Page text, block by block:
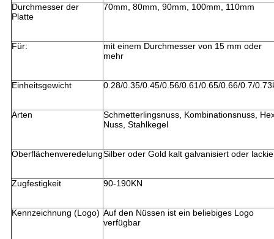
Durchmesser der
Platte
70mm, 80mm, 90mm, 100mm, 110mm
Für:
mit einem Durchmesser von 15 mm oder
mehr
Einheitsgewicht 0.28/0.35/0.45/0.56/0.61/0.65/0.66/0.7/
Arten
Schmetterlingsnuss, Kombinationsnuss,
Nuss, Stahlkegel
OberflächenveredelungSilber oder Gold kalt galvanisiert oder
Zugfestigkeit 90-190KN
Kennzeichnung (Logo) Auf den Nüssen ist ein beliebiges Logo
verfügbar